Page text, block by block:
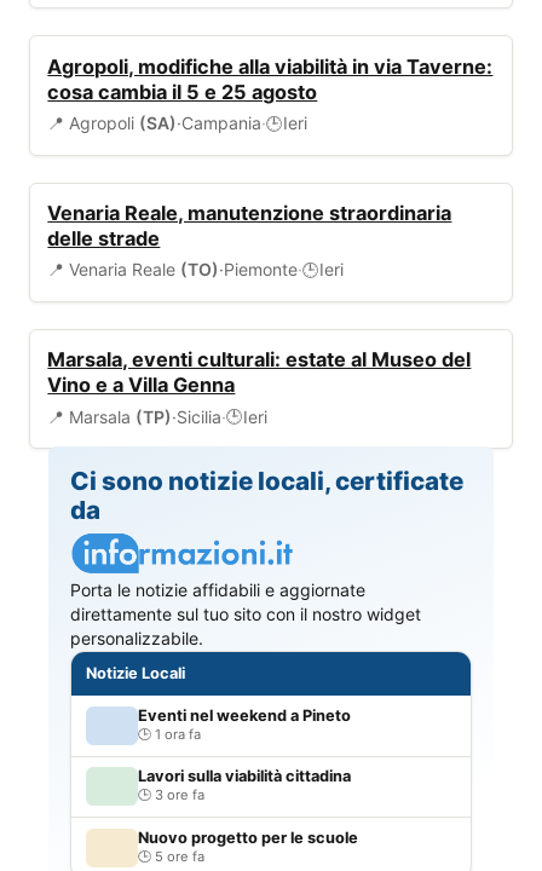
Agropoli, modifiche alla viabilità in via Taverne:
cosa cambia il 5 e 25 agosto
📍 Agropoli (SA)·Campania·🕒Ieri
Venaria Reale, manutenzione straordinaria
delle strade
📍 Venaria Reale (TO)·Piemonte·🕒Ieri
Marsala, eventi culturali: estate al Museo del
Vino e a Villa Genna
📍 Marsala (TP)·Sicilia·🕒Ieri
Ci sono notizie locali, certificate
da
Porta le notizie affidabili e aggiornate
direttamente sul tuo sito con il nostro widget
personalizzabile.
Notizie Locali
Eventi nel weekend a Pineto
1 ora fa
Lavori sulla viabilità cittadina
3 ore fa
Nuovo progetto per le scuole
5 ore fa